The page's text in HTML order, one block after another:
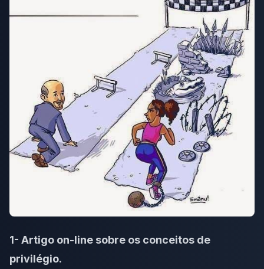
1- Artigo on-line sobre os conceitos de
privilégio.